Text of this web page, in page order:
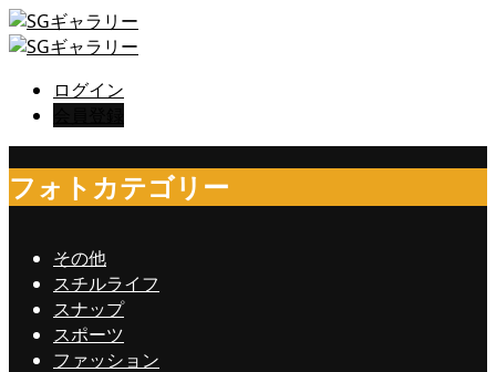
ログイン
フォトカテゴリー
その他
スチルライフ
スナップ
スポーツ
ファッション